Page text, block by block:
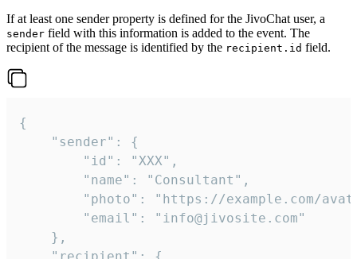
If at least one sender property is defined for the JivoChat user, a
sender field with this information is added to the event. The
recipient of the message is identified by the recipient.id field.
{